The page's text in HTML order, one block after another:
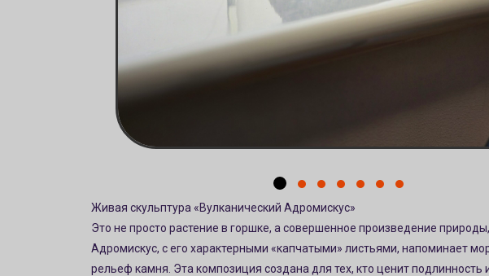
Живая скульптура «Вулканический Адромискус»
Это не просто растение в горшке, а совершенное произведение
Адромискус, с его характерными «капчатыми» листьями, напоминает
рельеф камня. Эта композиция создана для тех, кто ценит